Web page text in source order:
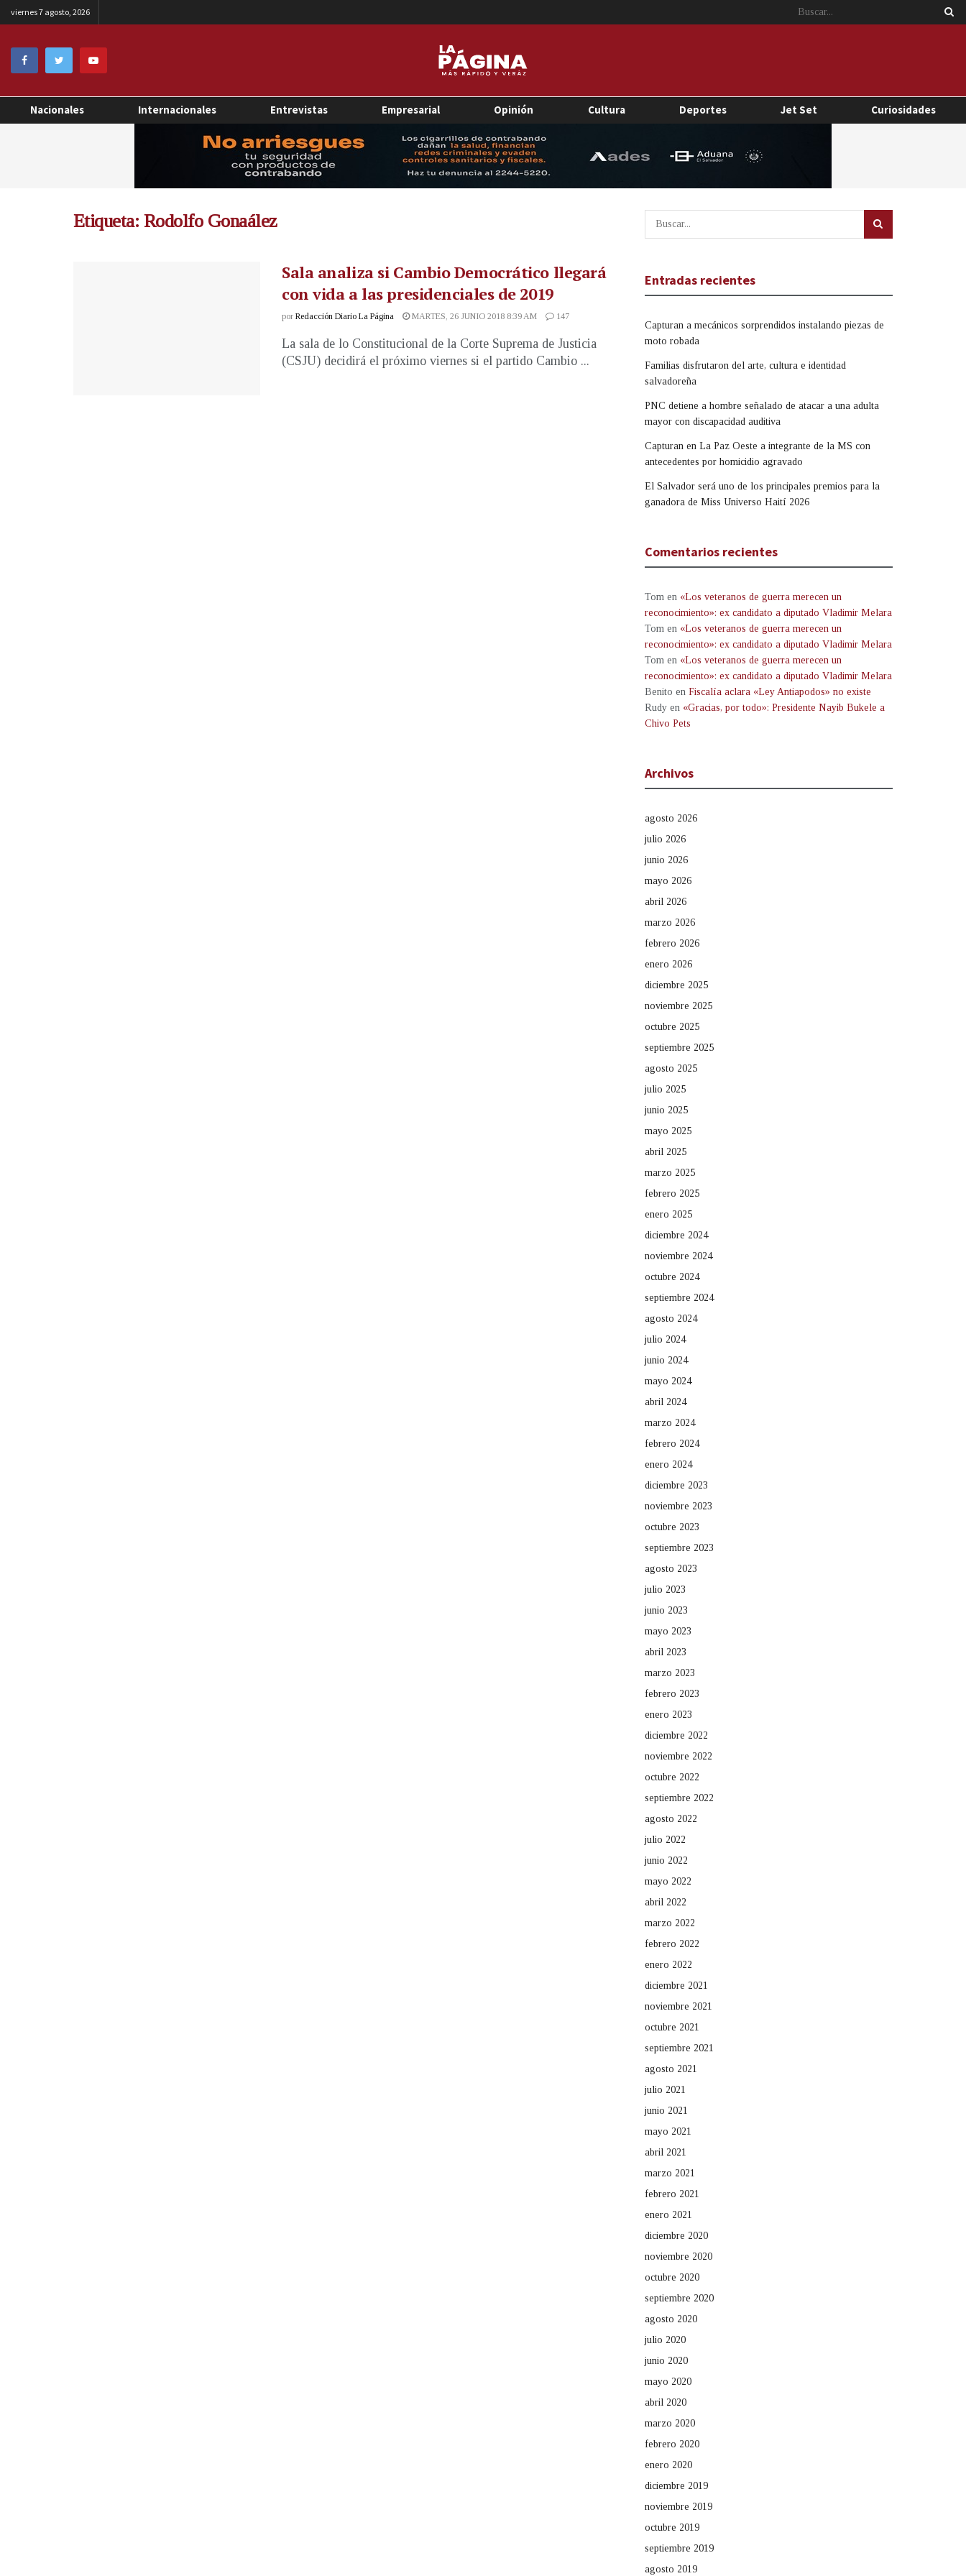
viernes 7 agosto, 2026
Nacionales Internacionales Entrevistas Empresarial Opinión Cultura Deportes Jet Set Curiosidades
Etiqueta: Rodolfo Gonaález
Sala analiza si Cambio Democrático llegará
con vida a las presidenciales de 2019
por Redacción Diario La Página MARTES, 26 JUNIO 2018 8:39 AM 147
La sala de lo Constitucional de la Corte Suprema de Justicia
(CSJU) decidirá el próximo viernes si el partido Cambio ...
Entradas recientes
Capturan a mecánicos sorprendidos instalando piezas de
moto robada
Familias disfrutaron del arte, cultura e identidad
salvadoreña
PNC detiene a hombre señalado de atacar a una adulta
mayor con discapacidad auditiva
Capturan en La Paz Oeste a integrante de la MS con
antecedentes por homicidio agravado
El Salvador será uno de los principales premios para la
ganadora de Miss Universo Haití 2026
Comentarios recientes
Tom en «Los veteranos de guerra merecen un
reconocimiento»: ex candidato a diputado Vladimir Melara
Tom en «Los veteranos de guerra merecen un
reconocimiento»: ex candidato a diputado Vladimir Melara
Tom en «Los veteranos de guerra merecen un
reconocimiento»: ex candidato a diputado Vladimir Melara
Benito en Fiscalía aclara «Ley Antiapodos» no existe
Rudy en «Gracias, por todo»: Presidente Nayib Bukele a
Chivo Pets
Archivos
agosto 2026
julio 2026
junio 2026
mayo 2026
abril 2026
marzo 2026
febrero 2026
enero 2026
diciembre 2025
noviembre 2025
octubre 2025
septiembre 2025
agosto 2025
julio 2025
junio 2025
mayo 2025
abril 2025
marzo 2025
febrero 2025
enero 2025
diciembre 2024
noviembre 2024
octubre 2024
septiembre 2024
agosto 2024
julio 2024
junio 2024
mayo 2024
abril 2024
marzo 2024
febrero 2024
enero 2024
diciembre 2023
noviembre 2023
octubre 2023
septiembre 2023
agosto 2023
julio 2023
junio 2023
mayo 2023
abril 2023
marzo 2023
febrero 2023
enero 2023
diciembre 2022
noviembre 2022
octubre 2022
septiembre 2022
agosto 2022
julio 2022
junio 2022
mayo 2022
abril 2022
marzo 2022
febrero 2022
enero 2022
diciembre 2021
noviembre 2021
octubre 2021
septiembre 2021
agosto 2021
julio 2021
junio 2021
mayo 2021
abril 2021
marzo 2021
febrero 2021
enero 2021
diciembre 2020
noviembre 2020
octubre 2020
septiembre 2020
agosto 2020
julio 2020
junio 2020
mayo 2020
abril 2020
marzo 2020
febrero 2020
enero 2020
diciembre 2019
noviembre 2019
octubre 2019
septiembre 2019
agosto 2019